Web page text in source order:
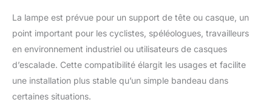
La lampe est prévue pour un support de tête ou casque, un
point important pour les cyclistes, spéléologues, travailleurs
en environnement industriel ou utilisateurs de casques
d’escalade. Cette compatibilité élargit les usages et facilite
une installation plus stable qu’un simple bandeau dans
certaines situations.